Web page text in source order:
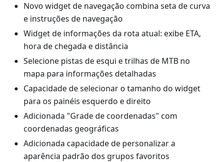
Novo widget de navegação combina seta de curva
e instruções de navegação
Widget de informações da rota atual: exibe ETA,
hora de chegada e distância
Selecione pistas de esqui e trilhas de MTB no
mapa para informações detalhadas
Capacidade de selecionar o tamanho do widget
para os painéis esquerdo e direito
Adicionada "Grade de coordenadas" com
coordenadas geográficas
Adicionada capacidade de personalizar a
aparência padrão dos grupos favoritos